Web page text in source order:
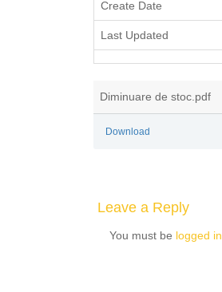
Create Date
Last Updated
Diminuare de stoc.pdf
Download
Leave a Reply
You must be logged in